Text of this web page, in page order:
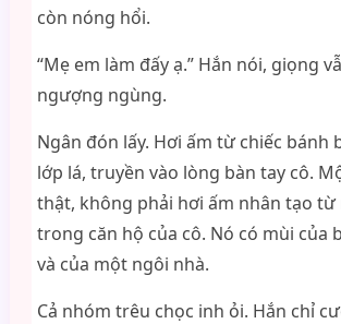
còn nóng hổi.
“Mẹ em làm đấy ạ.” Hắn nói, giọng
ngượng ngùng.
Ngân đón lấy. Hơi ấm từ chiếc bánh
lớp lá, truyền vào lòng bàn tay cô.
thật, không phải hơi ấm nhân tạo từ
trong căn hộ của cô. Nó có mùi của
và của một ngôi nhà.
Cả nhóm trêu chọc inh ỏi. Hắn chỉ